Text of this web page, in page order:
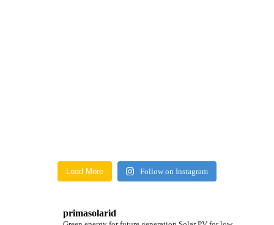
Load More Follow on Instagram
primasolarid